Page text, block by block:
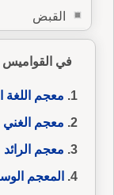
القبض
في القواميس
معجم اللغة
معجم الغني
معجم الرائد
المعجم